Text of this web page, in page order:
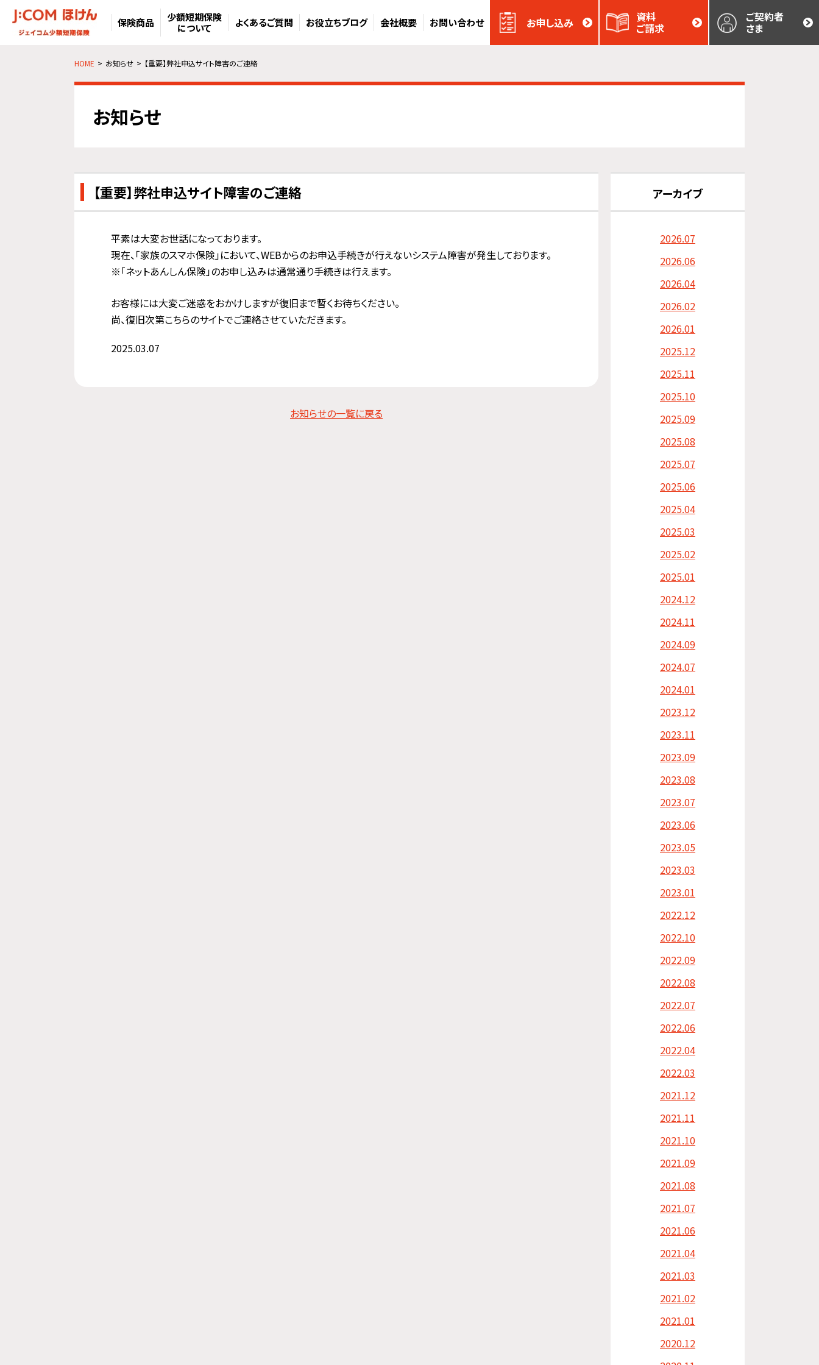
保険商品
少額短期保険
について
よくあるご質問 お役立ちブログ 会社概要 お問い合わせ お申し込み 資料
ご請求
ご契約者
さま
HOME お知らせ 【重要】弊社申込サイト障害のご連絡
お知らせ
【重要】弊社申込サイト障害のご連絡
平素は大変お世話になっております。
現在、「家族のスマホ保険」において、WEBからのお申込手続きが行えないシステム障害が発生しております。
※「ネットあんしん保険」のお申し込みは通常通り手続きは行えます。
お客様には大変ご迷惑をおかけしますが復旧まで暫くお待ちください。
尚、復旧次第こちらのサイトでご連絡させていただきます。
2025.03.07
お知らせの一覧に戻る
アーカイブ
2026.07
2026.06
2026.04
2026.02
2026.01
2025.12
2025.11
2025.10
2025.09
2025.08
2025.07
2025.06
2025.04
2025.03
2025.02
2025.01
2024.12
2024.11
2024.09
2024.07
2024.01
2023.12
2023.11
2023.09
2023.08
2023.07
2023.06
2023.05
2023.03
2023.01
2022.12
2022.10
2022.09
2022.08
2022.07
2022.06
2022.04
2022.03
2021.12
2021.11
2021.10
2021.09
2021.08
2021.07
2021.06
2021.04
2021.03
2021.02
2021.01
2020.12